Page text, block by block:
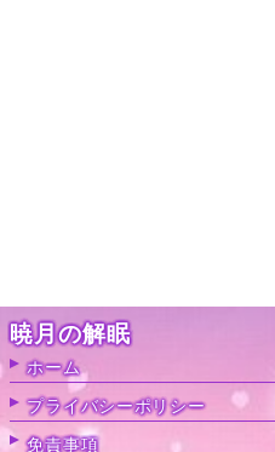
暁月の解眠
ホーム
プライバシーポリシー
免責事項